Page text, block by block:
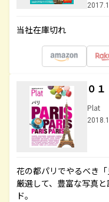
当社在庫切れ
０
Plat
花の都パリでやるべき
厳選して、豊富な写真
ド。